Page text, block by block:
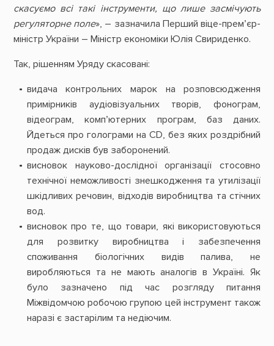
скасуємо всі такі інструменти, що лише засмічують
регуляторне поле», – зазначила Перший віце-прем’єр-
міністр України – Міністр економіки Юлія Свириденко.
Так, рішенням Уряду скасовані:
видача контрольних марок на розповсюдження
примірників аудіовізуальних творів, фонограм,
відеограм, комп’ютерних програм, баз даних.
Йдеться про голограми на СD, без яких роздрібний
продаж дисків був заборонений.
висновок науково-дослідної організації стосовно
технічної неможливості знешкодження та утилізації
шкідливих речовин, відходів виробництва та стічних
вод.
висновок про те, що товари, які використовуються
для розвитку виробництва і забезпечення
споживання біологічних видів палива, не
виробляються та не мають аналогів в Україні. Як
було зазначено під час розгляду питання
Міжвідомчою робочою групою цей інструмент також
наразі є застарілим та недіючим.